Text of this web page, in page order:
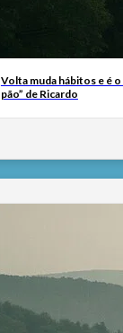
Volta muda hábitos e é o
pão” de Ricardo